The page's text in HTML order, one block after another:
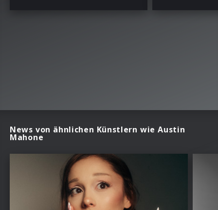
News von ähnlichen Künstlern wie Austin
Mahone